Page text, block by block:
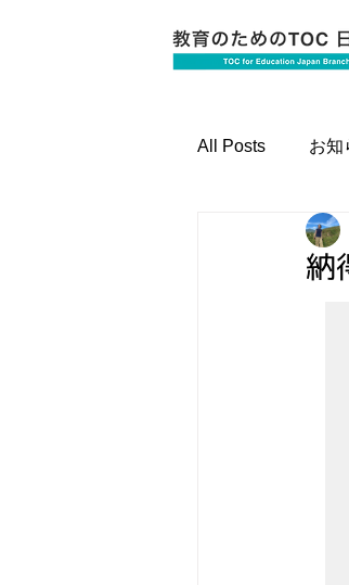
All Posts お知
国際資格認
納